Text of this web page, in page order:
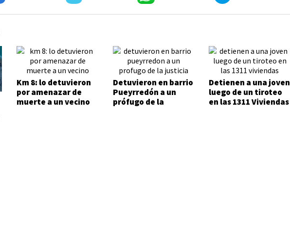
Km 8: lo detuvieron
por amenazar de
muerte a un vecino
Detuvieron en barrio
Pueyrredón a un
prófugo de la
Detienen a una joven
luego de un tiroteo
en las 1311 Viviendas